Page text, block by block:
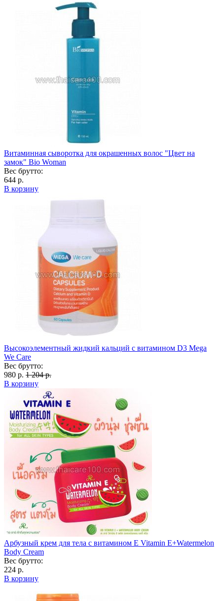
Витаминная сыворотка для окрашенных волос "Цвет на
замок" Bio Woman
Вес брутто:
644 р.
В корзину
Высокоэлементный жидкий кальций с витамином D3 Mega
We Care
Вес брутто:
980 р. 1 204 р.
В корзину
Арбузный крем для тела с витамином Е Vitamin E+Watermelon
Body Cream
Вес брутто:
224 р.
В корзину